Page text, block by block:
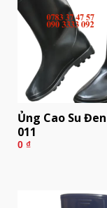
Ủng Cao Su
011
0 ₫